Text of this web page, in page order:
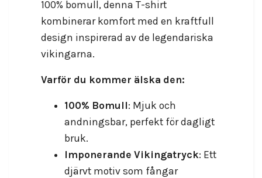
100% bomull, denna T-shirt
kombinerar komfort med en kraftfull
design inspirerad av de legendariska
vikingarna.
Varför du kommer älska den:
100% Bomull: Mjuk och
andningsbar, perfekt för dagligt
bruk.
Imponerande Vikingatryck: Ett
djärvt motiv som fångar